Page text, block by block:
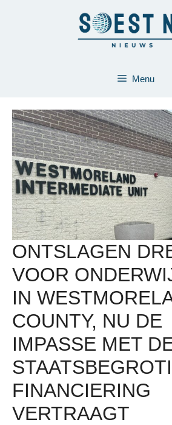
Menu
ONTSLAGEN
VOOR
IN
COUNTY, NU DE
IMPASSE MET
FINANCIERING
VERTRAAGT